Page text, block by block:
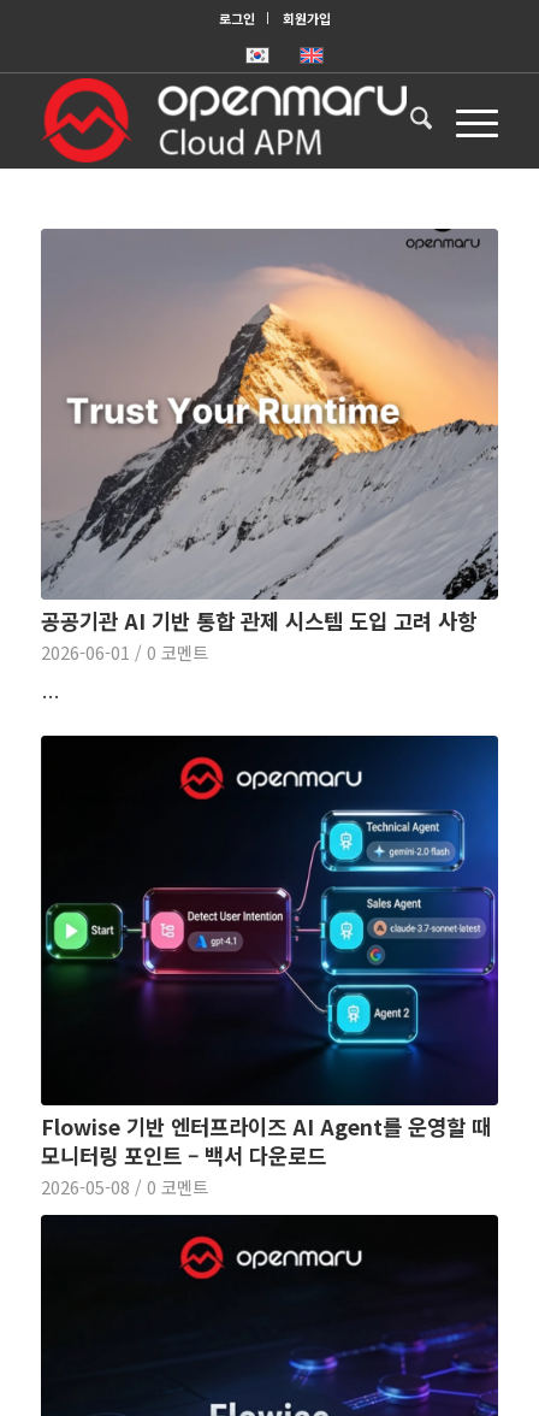
로그인 회원가입
공공기관 AI 기반 통합 관제 시스템 도입 고려 사항
2026-06-01 / 0 코멘트
…
Flowise 기반 엔터프라이즈 AI Agent를 운영할 때
모니터링 포인트 – 백서 다운로드
2026-05-08 / 0 코멘트